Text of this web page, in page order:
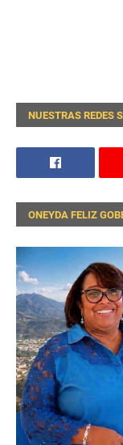
NUESTRAS REDES
ONEYDA FELIZ